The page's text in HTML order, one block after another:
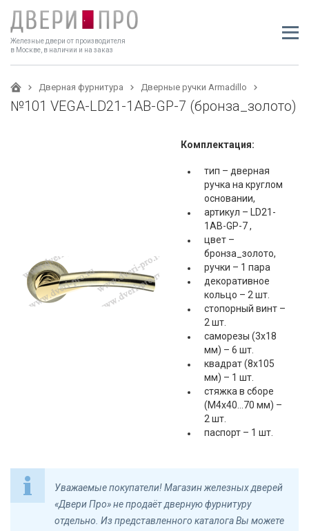
Железные двери от производителя
в Москве, в наличии и на заказ
Дверная фурнитура Дверные ручки Armadillo
№101 VEGA-LD21-1AB-GP-7 (бронза_золото)
Комплектация:
тип – дверная
ручка на круглом
основании,
артикул – LD21-
1AB-GP-7 ,
цвет –
бронза_золото,
ручки – 1 пара
декоративное
кольцо – 2 шт.
стопорный винт –
2 шт.
саморезы (3х18
мм) – 6 шт.
квадрат (8х105
мм) – 1 шт.
стяжка в сборе
(M4х40...70 мм) –
2 шт.
паспорт – 1 шт.
Уважаемые покупатели! Магазин железных дверей
«Двери Про» не продаёт дверную фурнитуру
отдельно. Из представленного каталога Вы можете